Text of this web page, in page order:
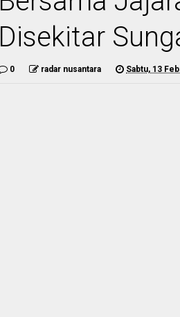
Disekitar
0 radar nusantara Sabtu, 13